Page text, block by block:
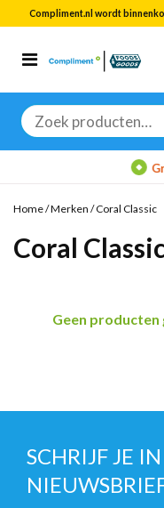
Compliment.nl wordt
Zoeken
naar:
Home/Merken /Coral Classic
Coral
Geen producten
SCHRIJF JE